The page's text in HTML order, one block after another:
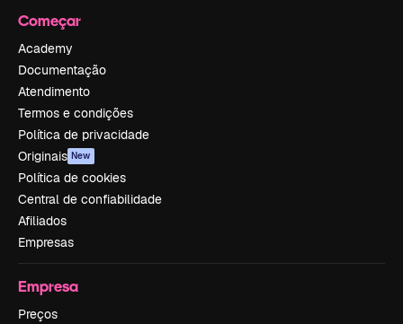
Começar
Academy
Documentação
Atendimento
Termos e condições
Política de privacidade
Originais New
Política de cookies
Central de confiabilidade
Afiliados
Empresas
Empresa
Preços